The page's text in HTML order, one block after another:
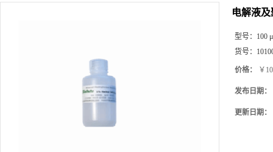
电解液
型号： 100
货号：
价格： ￥
发布日期：
更新日期：